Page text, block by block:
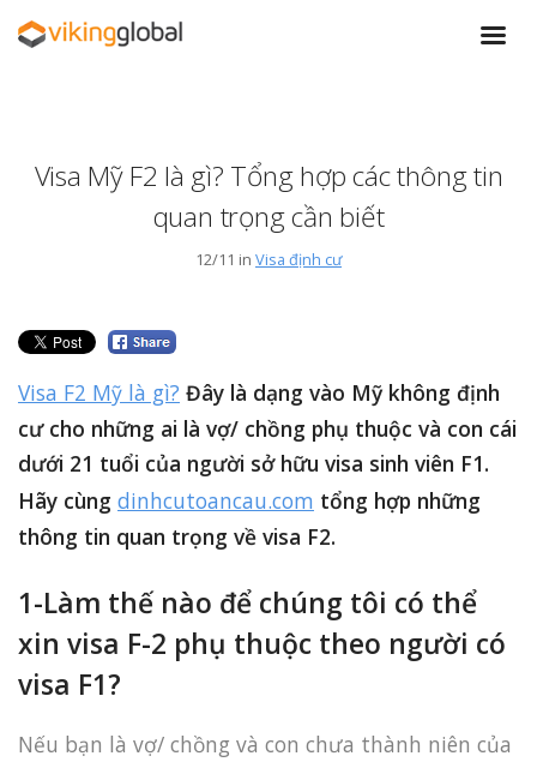
Visa Mỹ F2 là gì? Tổng hợp các thông tin
quan trọng cần biết
12/11 in Visa định cư
Visa F2 Mỹ là gì? Đây là dạng vào Mỹ không định
cư cho những ai là vợ/ chồng phụ thuộc và con cái
dưới 21 tuổi của người sở hữu visa sinh viên F1.
Hãy cùng dinhcutoancau.com tổng hợp những
thông tin quan trọng về visa F2.
1-Làm thế nào để chúng tôi có thể
xin visa F-2 phụ thuộc theo người có
visa F1?
Nếu bạn là vợ/ chồng và con chưa thành niên của